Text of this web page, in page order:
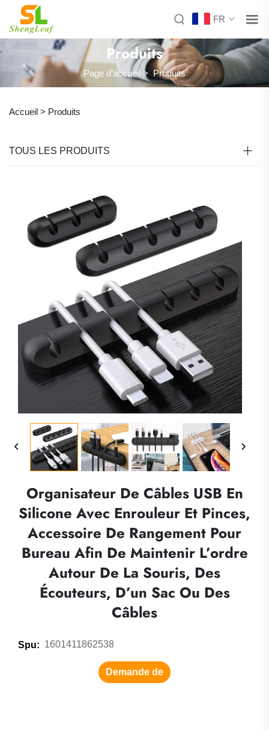
FR
Produits
Page d’accueil > Produits
Accueil > Produits
TOUS LES PRODUITS
Organisateur De Câbles USB En
Silicone Avec Enrouleur Et Pinces,
Accessoire De Rangement Pour
Bureau Afin De Maintenir L’ordre
Autour De La Souris, Des
Écouteurs, D’un Sac Ou Des
Câbles
Spu: 1601411862538
Demande de